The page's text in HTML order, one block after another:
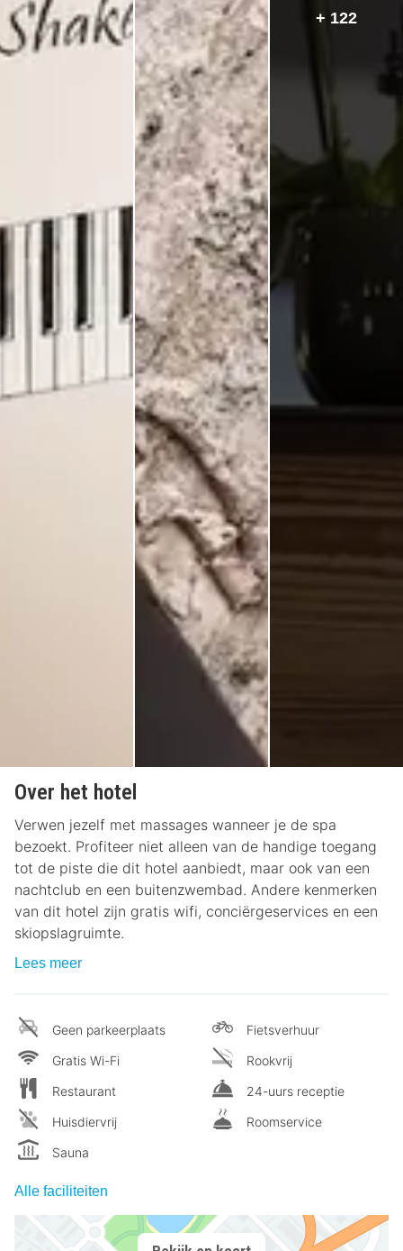
+ 122
Over het hotel
Verwen jezelf met massages wanneer je de spa
bezoekt. Profiteer niet alleen van de handige toegang
tot de piste die dit hotel aanbiedt, maar ook van een
nachtclub en een buitenzwembad. Andere kenmerken
van dit hotel zijn gratis wifi, conciërgeservices en een
skiopslagruimte.
Lees meer
Geen parkeerplaats
Gratis Wi-Fi
Restaurant
Huisdiervrij
Sauna
Fietsverhuur
Rookvrij
24-uurs receptie
Roomservice
Alle faciliteiten